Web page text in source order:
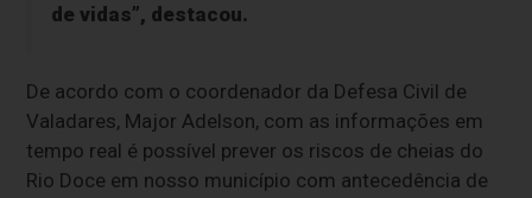
de vidas”, destacou.
De acordo com o coordenador da Defesa Civil de
Valadares, Major Adelson, com as informações em
tempo real é possível prever os riscos de cheias do
Rio Doce em nosso município com antecedência de